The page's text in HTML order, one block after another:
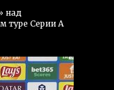
над
туре Серии А